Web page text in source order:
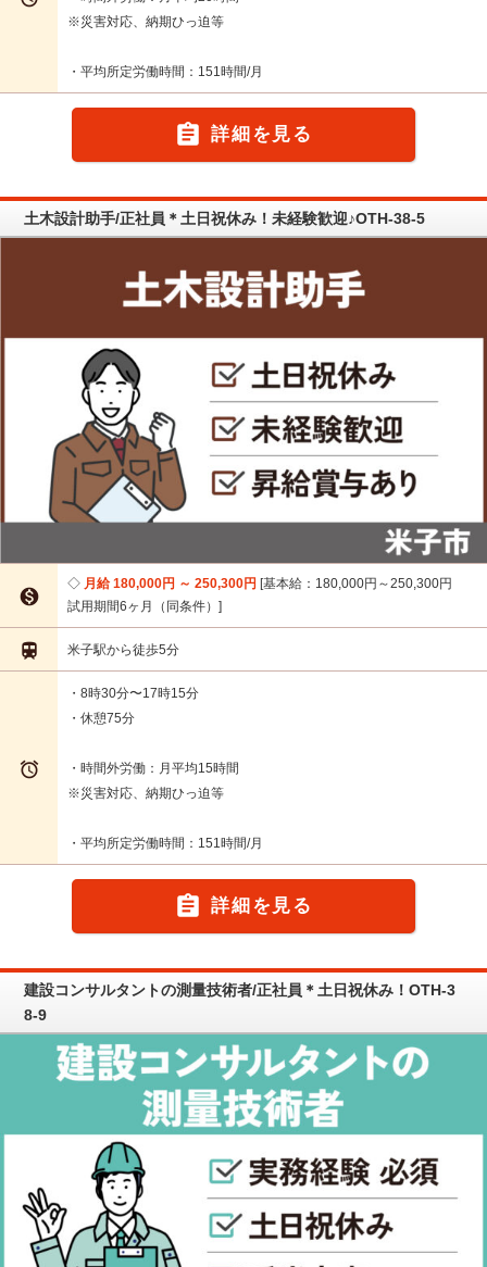
※災害対応、納期ひっ迫等
・平均所定労働時間：151時間/月
 詳細を見る
土木設計助手/正社員＊土日祝休み！未経験歓迎♪OTH-38-5

月給 180,000円 ～ 250,300円 基本給：180,000円～250,300円
試用期間6ヶ月（同条件）
 米子駅から徒歩5分

・8時30分〜17時15分
・休憩75分
・時間外労働：月平均15時間
※災害対応、納期ひっ迫等
・平均所定労働時間：151時間/月
 詳細を見る
建設コンサルタントの測量技術者/正社員＊土日祝休み！OTH-3
8-9